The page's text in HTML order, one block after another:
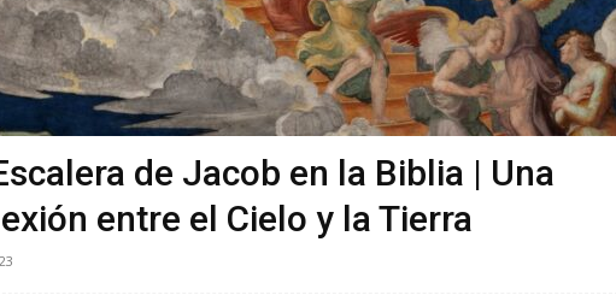
de Jacob en la Biblia | Una
entre el Cielo y la Tierra